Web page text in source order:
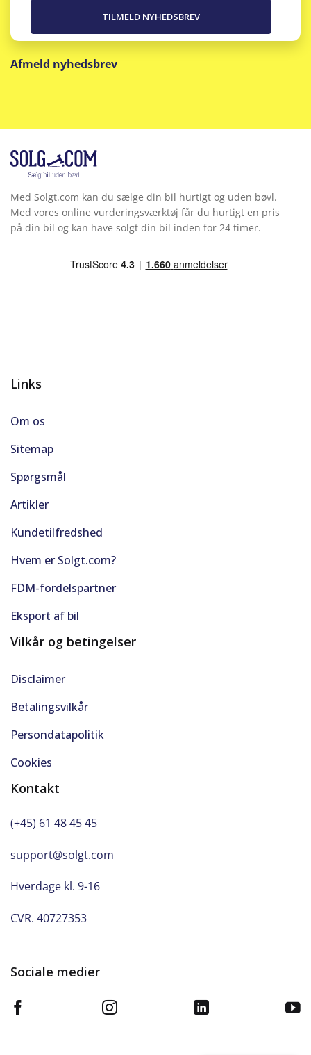
Afmeld nyhedsbrev
Med Solgt.com kan du sælge din bil hurtigt og uden bøvl.
Med vores online vurderingsværktøj får du hurtigt en pris
på din bil og kan have solgt din bil inden for 24 timer.
Links
Om os
Sitemap
Spørgsmål
Artikler
Kundetilfredshed
Hvem er Solgt.com?
FDM-fordelspartner
Eksport af bil
Vilkår og betingelser
Disclaimer
Betalingsvilkår
Persondatapolitik
Cookies
Kontakt
(+45) 61 48 45 45
support@solgt.com
Hverdage kl. 9-16
CVR. 40727353
Sociale medier